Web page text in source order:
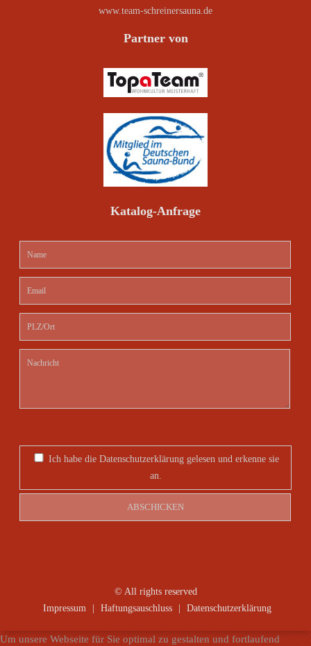
www.team-schreinersauna.de
Partner von
Katalog-Anfrage
Ich habe die Datenschutzerklärung gelesen und erkenne sie
an.
© All rights reserved
Impressum
Haftungsauschluss Datenschutzerklärung
Um unsere Webseite für Sie optimal zu gestalten und fortlaufend